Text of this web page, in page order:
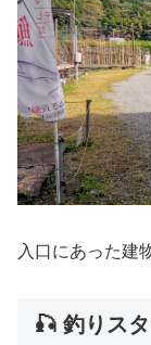
入口にあった建
🎣 釣りス